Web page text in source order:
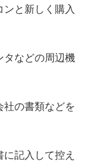
と新しく購入
などの周辺機
の書類などを
記入して控え